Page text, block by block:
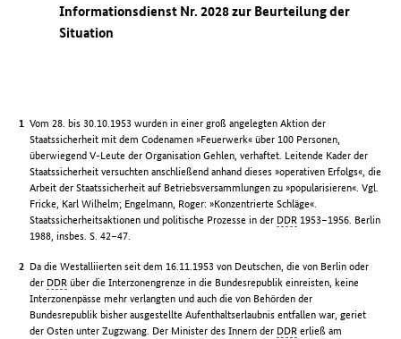
Informationsdienst Nr. 2028 zur Beurteilung der
Situation
Vom 28. bis 30.10.1953 wurden in einer groß angelegten Aktion der
Staatssicherheit mit dem Codenamen »Feuerwerk« über 100 Personen,
überwiegend V-Leute der Organisation Gehlen, verhaftet. Leitende Kader der
Staatssicherheit versuchten anschließend anhand dieses »operativen Erfolgs«, die
Arbeit der Staatssicherheit auf Betriebsversammlungen zu »popularisieren«. Vgl.
Fricke, Karl Wilhelm; Engelmann, Roger: »Konzentrierte Schläge«.
Staatssicherheitsaktionen und politische Prozesse in der DDR 1953–1956. Berlin
1988, insbes. S. 42–47.
Da die Westalliierten seit dem 16.11.1953 von Deutschen, die von Berlin oder
der DDR über die Interzonengrenze in die Bundesrepublik einreisten, keine
Interzonenpässe mehr verlangten und auch die von Behörden der
Bundesrepublik bisher ausgestellte Aufenthaltserlaubnis entfallen war, geriet
der Osten unter Zugzwang. Der Minister des Innern der DDR erließ am